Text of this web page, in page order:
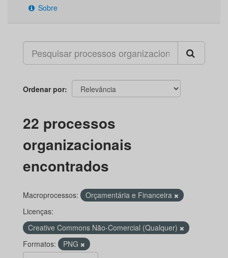
Sobre
Ordenar por
22 processos
organizacionais
encontrados
Macroprocessos:
Orçamentária e Financeira
Licenças:
Creative Commons Não-Comercial (Qualquer)
Formatos:
PNG